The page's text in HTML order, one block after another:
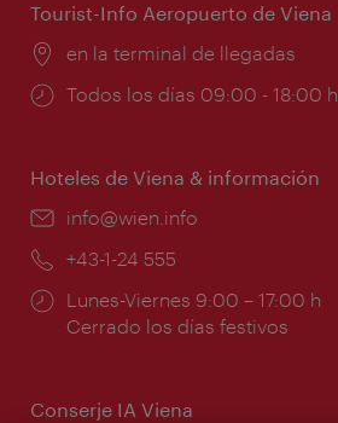
Tourist-Info Aeropuerto de Viena
Lugar:
en la terminal de llegadas
Horarios
Todos los días 09:00 - 18:00 h
Hoteles de Viena & información
e-
info@wien.info
Teléfono:
+43-1-24 555
Horarios
de
Lunes-Viernes 9:00 – 17:00 h
Cerrado los días festivos
Conserje IA Viena